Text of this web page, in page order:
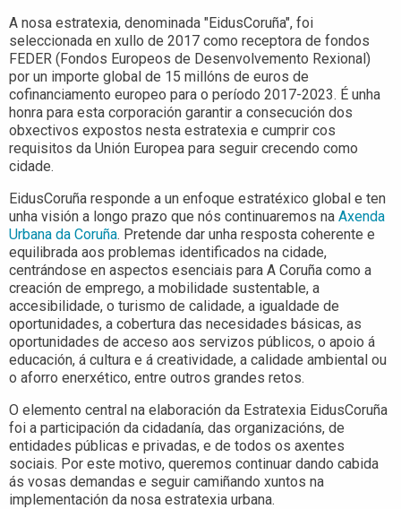
A nosa estratexia, denominada "EidusCoruña", foi
seleccionada en xullo de 2017 como receptora de fondos
FEDER (Fondos Europeos de Desenvolvemento Rexional)
por un importe global de 15 millóns de euros de
cofinanciamento europeo para o período 2017-2023. É unha
honra para esta corporación garantir a consecución dos
obxectivos expostos nesta estratexia e cumprir cos
requisitos da Unión Europea para seguir crecendo como
cidade.
EidusCoruña responde a un enfoque estratéxico global e ten
unha visión a longo prazo que nós continuaremos na Axenda
Urbana da Coruña. Pretende dar unha resposta coherente e
equilibrada aos problemas identificados na cidade,
centrándose en aspectos esenciais para A Coruña como a
creación de emprego, a mobilidade sustentable, a
accesibilidade, o turismo de calidade, a igualdade de
oportunidades, a cobertura das necesidades básicas, as
oportunidades de acceso aos servizos públicos, o apoio á
educación, á cultura e á creatividade, a calidade ambiental ou
o aforro enerxético, entre outros grandes retos.
O elemento central na elaboración da Estratexia EidusCoruña
foi a participación da cidadanía, das organizacións, de
entidades públicas e privadas, e de todos os axentes
sociais. Por este motivo, queremos continuar dando cabida
ás vosas demandas e seguir camiñando xuntos na
implementación da nosa estratexia urbana.